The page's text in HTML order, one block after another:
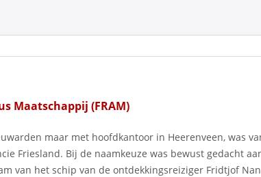
Maatschappij (FRAM)
maar met hoofdkantoor in Heerenveen, was
Friesland. Bij de naamkeuze was bewust gedacht
van het schip van de ontdekkingsreiziger Fridtjof